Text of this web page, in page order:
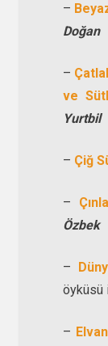
–
Doğan
–
ve
Yurtbil
– Çiğ
–
Özbek
–
öyküsü
–